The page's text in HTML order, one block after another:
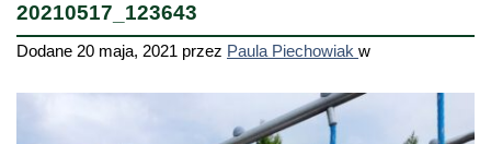
20210517_123643
Dodane 20 maja, 2021 przez Paula Piechowiak w